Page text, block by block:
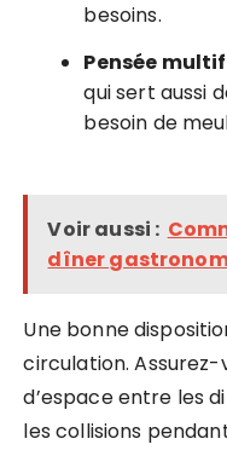
besoins.
Pensée
qui sert aussi
besoin de
Voir aussi :
dîner
Une bonne
circulation.
d’espace entre les
les collisions